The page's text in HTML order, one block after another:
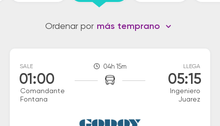
Ordenar por más temprano
SALE
01:00
Comandante
Fontana
04h 15m LLEGA
05:15
Ingeniero
Juarez